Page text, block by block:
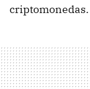
criptomonedas.